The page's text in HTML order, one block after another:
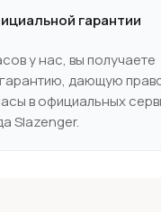
гарантии
у нас, вы получаете
дающую
в официальных
Slazenger.